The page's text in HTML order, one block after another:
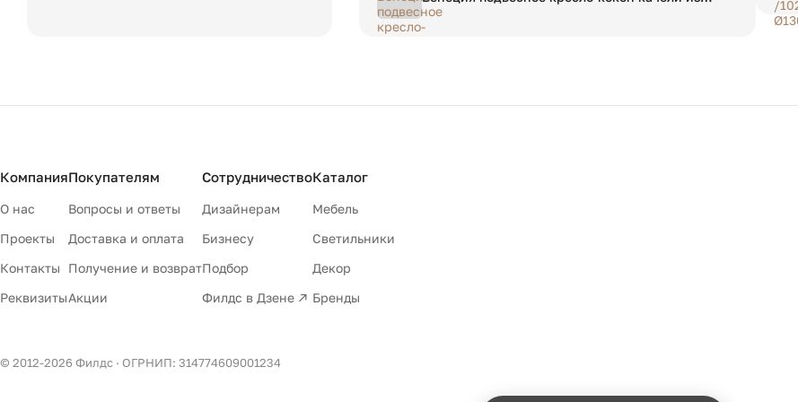
искусственного ротанга, цвет бронзовый с
бежевой подушкой
Компания
О нас
Проекты
Контакты
Реквизиты
Покупателям
Вопросы и ответы
Доставка и оплата
Получение и возврат
Акции
Сотрудничество
Дизайнерам
Бизнесу
Подбор
Филдс в Дзене ↗
Каталог
Мебель
Светильники
Декор
Бренды
© 2012-2026 Филдс · ОГРНИП: 314774609001234